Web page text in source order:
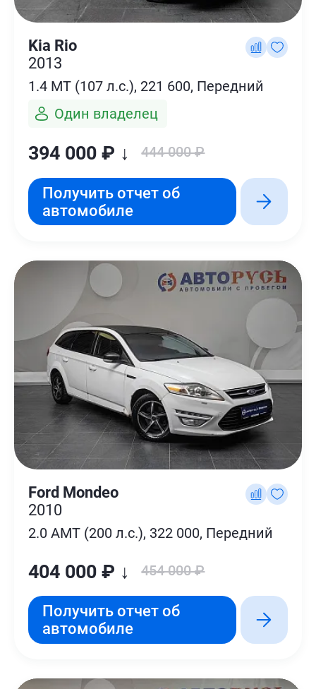
Kia Rio
2013
1.4 MT (107 л.с.), 221 600, Передний
Один владелец
394 000 ₽ ↓ 444 000 ₽
Получить отчет об
автомобиле
Ford Mondeo
2010
2.0 AMT (200 л.с.), 322 000, Передний
404 000 ₽ ↓ 454 000 ₽
Получить отчет об
автомобиле